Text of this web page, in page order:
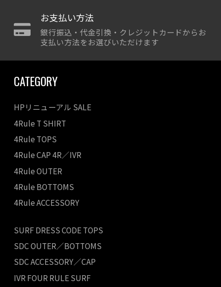
お支払い方法
銀行振込・代金引換・クレジットカードからお
支払い方法をお選びいただけます
CATEGORY
HPリニューアル SALE
4Rule T SHIRT
4Rule TOPS
4Rule CAP 4R／IVR
4Rule OUTER
4Rule BOTTOMS
4Rule ACCESSORY
SURF DRESS CODE TOPS
SDC OUTER／BOTTOMS
SDC ACCESSORY／CAP
IVR FOUR RULE SURF